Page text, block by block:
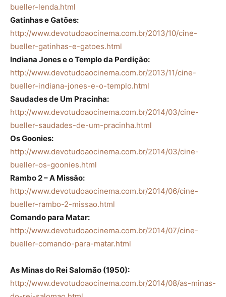
bueller-lenda.html
Gatinhas e Gatões:
http://www.devotudoaocinema.com.br/2013/10/cine-
bueller-gatinhas-e-gatoes.html
Indiana Jones e o Templo da Perdição:
http://www.devotudoaocinema.com.br/2013/11/cine-
bueller-indiana-jones-e-o-templo.html
Saudades de Um Pracinha:
http://www.devotudoaocinema.com.br/2014/03/cine-
bueller-saudades-de-um-pracinha.html
Os Goonies:
http://www.devotudoaocinema.com.br/2014/03/cine-
bueller-os-goonies.html
Rambo 2 – A Missão:
http://www.devotudoaocinema.com.br/2014/06/cine-
bueller-rambo-2-missao.html
Comando para Matar:
http://www.devotudoaocinema.com.br/2014/07/cine-
bueller-comando-para-matar.html
As Minas do Rei Salomão (1950):
http://www.devotudoaocinema.com.br/2014/08/as-minas-